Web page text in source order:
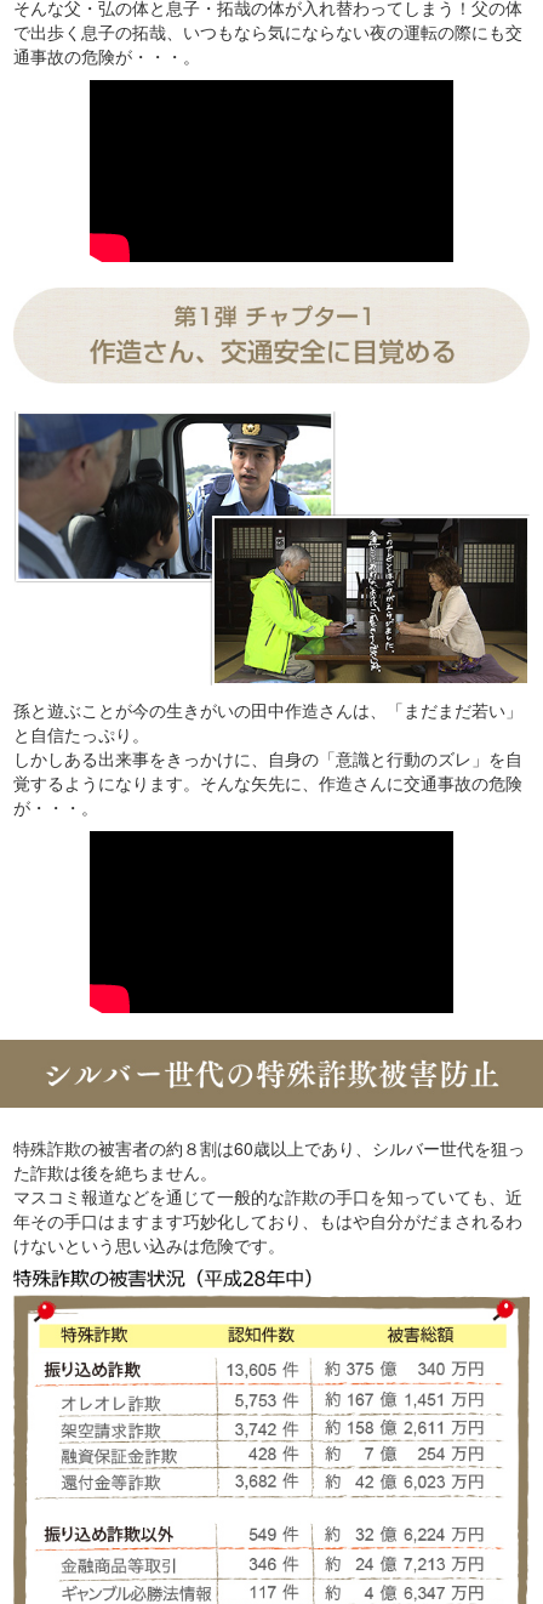
そんな父・弘の体と息子・拓哉の体が入れ替わってしまう！父の体
で出歩く息子の拓哉、いつもなら気にならない夜の運転の際にも交
通事故の危険が・・・。
孫と遊ぶことが今の生きがいの田中作造さんは、「まだまだ若い」
と自信たっぷり。
しかしある出来事をきっかけに、自身の「意識と行動のズレ」を自
覚するようになります。そんな矢先に、作造さんに交通事故の危険
が・・・。
特殊詐欺の被害者の約８割は60歳以上であり、シルバー世代を狙っ
た詐欺は後を絶ちません。
マスコミ報道などを通じて一般的な詐欺の手口を知っていても、近
年その手口はますます巧妙化しており、もはや自分がだまされるわ
けないという思い込みは危険です。